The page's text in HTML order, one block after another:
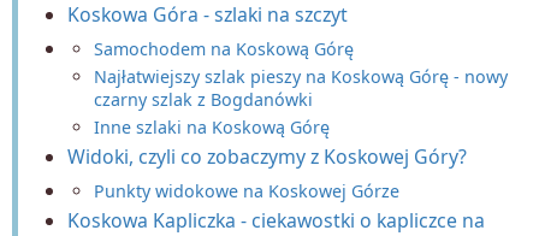
Koskowa Góra - szlaki na szczyt
Samochodem na Koskową Górę
Najłatwiejszy szlak pieszy na Koskową Górę - nowy
czarny szlak z Bogdanówki
Inne szlaki na Koskową Górę
Widoki, czyli co zobaczymy z Koskowej Góry?
Punkty widokowe na Koskowej Górze
Koskowa Kapliczka - ciekawostki o kapliczce na